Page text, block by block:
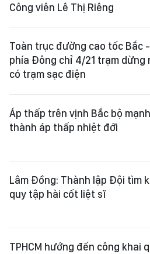
Công viên Lê Thị Riêng
Toàn trục đường cao tốc Bắc
phía Đông chỉ 4/21 trạm dừng
có trạm sạc điện
Áp thấp trên vịnh Bắc bộ
thành áp thấp nhiệt đới
Lâm Đồng: Thành lập Đội tìm
quy tập hài cốt liệt sĩ
TPHCM hướng đến công khai